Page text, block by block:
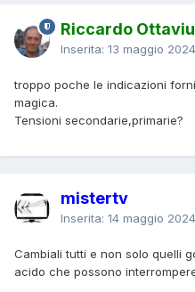
Riccardo
Inserita: 13 maggio 2024
troppo poche le indicazioni
magica.
Tensioni secondarie,primarie?
mistertv
Inserita: 14 maggio 2024
Cambiali tutti e non solo quelli
acido che possono